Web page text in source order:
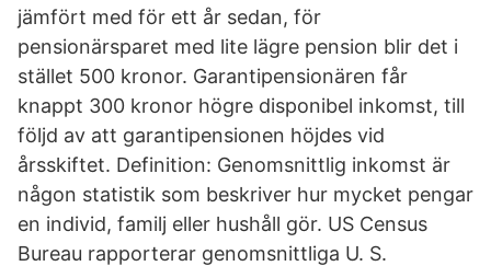
jämfört med för ett år sedan, för
pensionärsparet med lite lägre pension blir det i
stället 500 kronor. Garantipensionären får
knappt 300 kronor högre disponibel inkomst, till
följd av att garantipensionen höjdes vid
årsskiftet. Definition: Genomsnittlig inkomst är
någon statistik som beskriver hur mycket pengar
en individ, familj eller hushåll gör. US Census
Bureau rapporterar genomsnittliga U. S.